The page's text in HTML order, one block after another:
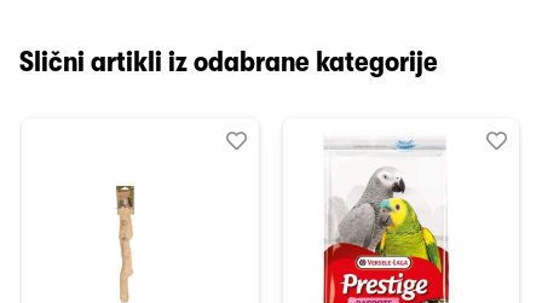
Slični artikli iz odabrane kategorije
Dodaj
Uporedi